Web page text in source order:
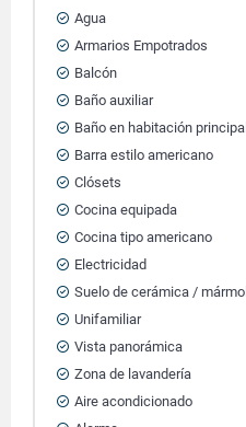
Agua
Armarios Empotrados
Balcón
Baño auxiliar
Baño en habitación principal
Barra estilo americano
Clósets
Cocina equipada
Cocina tipo americano
Electricidad
Suelo de cerámica / mármol
Unifamiliar
Vista panorámica
Zona de lavandería
Aire acondicionado